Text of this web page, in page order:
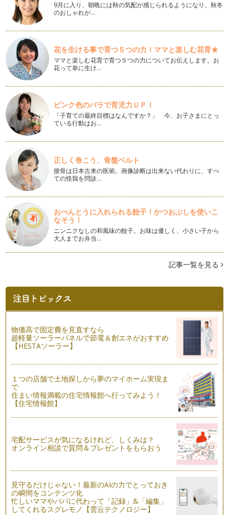
パーティーシーズン到来! 洗練されたオシャレママに♪
立冬も過ぎて、街はクリスマスイルミネーションに彩られ、
2012年も終りが近付いて来ましたね…
紅葉は秋の女神さま
関東地方でも、早いところは、そろそろ紅葉が始まっているよ
うですね。皆様のお住まいの地域はい…
リボンの色で伝える活動と思い
10月1日は東京都庁やレインボーブリッジ、スカイツリーなど
がピンク色にライトアップされまし…
身近なものから探す「配色技法」
ファッションカラーでもインテリアカラーでも、「3色」を選
び出すことが出来ればカラーコーディ…
中秋の名月－お月見－
中秋の名月を鑑賞する「お月見」の行事は、中国から伝わり、
日本では奈良時代には宮中で「月見の…
重陽の節句
子どもたちも長い夏休みが終わって、そろそろ日常のペースに
戻りつつあるでしょうか。暑さもだい…
2012年秋冬ファッションの流行色
立秋が過ぎても、まだまだ暑い日が続いていますね。皆様、い
子どもたちも長い夏休みに入り暑い日が続いていますね。いか
がお過ごしですか? 私の息子が小学…
近頃、良く耳にするブルーライト。ブルーライトは最近になっ
て出来たものではなく、以前から私た…
短冊に願いを込めて-七夕の色彩-
7月7日は牽牛と織姫が年に一度だけ天の川で会える日。そん
な話で知られている七夕は、他の多く…
水無月の歳時記
いよいよ6月も半ば、入梅に入りましたね！ 6月の事を「水
無月」と言いますが、梅雨に入る6月…
家庭の節電対策 照明術
電気料金の値上がりや、夏場の電力不足などのニュースが気に
紫外線対策とサングラスレンズカラーの選び方
5月の爽やかな天候が続いています。お庭でガーデニングやオ
ープンエアのカフェでのお茶などピッ…
9月に入り、朝晩には秋の気配が感じられるようになり、秋冬
のおしゃれが…
花を生ける事で育つ５つの力！ママと楽しむ花育★
ママと楽しむ花育で育つ５つの力についてお伝えします。お
花って単に生け…
ピンク色のバラで育児力ＵＰ！
「子育ての最終目標はなんですか？」 今、お子さまにとっ
ている行動はお…
正しく巻こう、骨盤ベルト
接骨は日本古来の医術。画像診断は出来ない代わりに、すべ
ての怪我を問診…
おべんとうに入れられる餃子！かつおぶしを使いこ
なそう！
ニンニクなしの和風味の餃子。お味は優しく、小さい子から
大人までお弁当…
記事一覧を見る
物価高で固定費を見直すなら
超軽量ソーラーパネルで節電＆創エネがおすすめ
【HESTAソーラー】
１つの店舗で土地探しから夢のマイホーム実現ま
で
住まい情報満載の住宅情報館へ行ってみよう！
【住宅情報館】
宅配サービスが気になるけれど、しくみは？
オンライン相談で質問＆プレゼントをもらおう
見守るだけじゃない！最新のAIの力でとっておき
の瞬間をコンテンツ化
忙しいママやパパに代わって「記録」&「編集」
してくれるスグレモノ【雲云テクノロジー】